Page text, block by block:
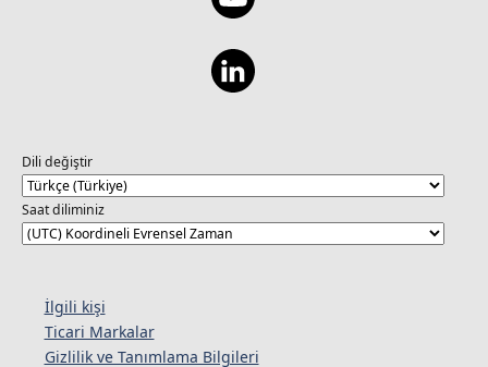
Dili değiştir
Saat diliminiz
İlgili kişi
Ticari Markalar
Gizlilik ve Tanımlama Bilgileri